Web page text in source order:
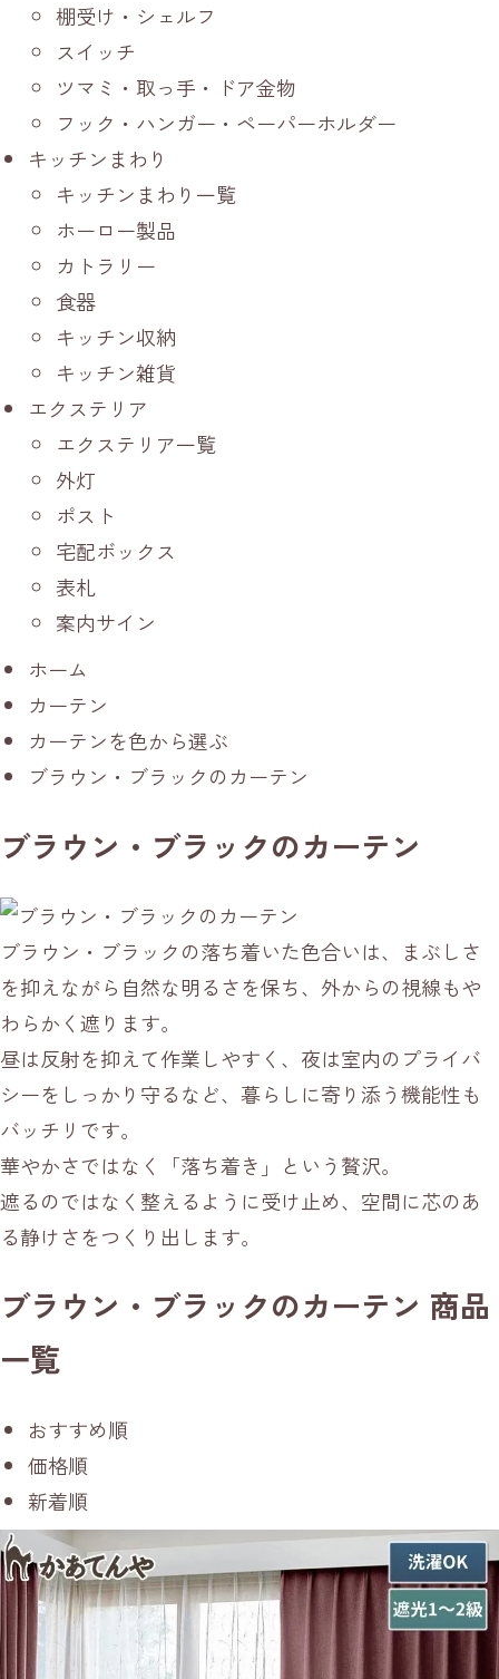
棚受け・シェルフ
スイッチ
ツマミ・取っ手・ドア金物
フック・ハンガー・ペーパーホルダー
キッチンまわり
キッチンまわり一覧
ホーロー製品
カトラリー
食器
キッチン収納
キッチン雑貨
エクステリア
エクステリア一覧
外灯
ポスト
宅配ボックス
表札
案内サイン
ホーム
カーテン
カーテンを色から選ぶ
ブラウン・ブラックのカーテン
ブラウン・ブラックのカーテン
ブラウン・ブラックの落ち着いた色合いは、まぶしさ
を抑えながら自然な明るさを保ち、外からの視線もや
わらかく遮ります。
昼は反射を抑えて作業しやすく、夜は室内のプライバ
シーをしっかり守るなど、暮らしに寄り添う機能性も
バッチリです。
華やかさではなく「落ち着き」という贅沢。
遮るのではなく整えるように受け止め、空間に芯のあ
る静けさをつくり出します。
ブラウン・ブラックのカーテン 商品
一覧
おすすめ順
価格順
新着順